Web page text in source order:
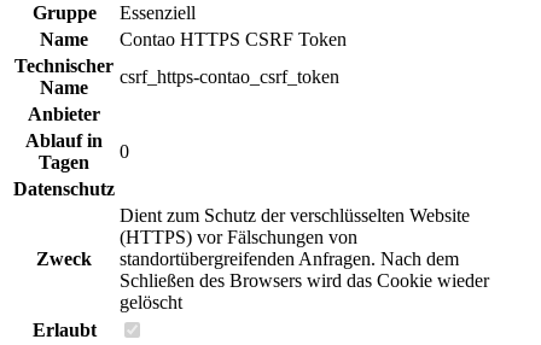
Gruppe
Essenziell
Name
Contao HTTPS CSRF Token
Technischer
Name
csrf_https-contao_csrf_token
Anbieter
Ablauf in
Tagen
0
Datenschutz
Zweck
Dient zum Schutz der verschlüsselten Website
(HTTPS) vor Fälschungen von
standortübergreifenden Anfragen. Nach dem
Schließen des Browsers wird das Cookie wieder
gelöscht
Erlaubt